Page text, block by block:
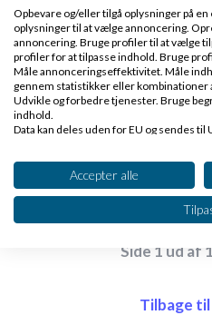
Kan du også tilbyde
programering og hvis til
Side 1 ud af
Tilbage
Opbevare og/eller tilgå oplysninger på
oplysninger til at vælge annoncering.
annoncering. Bruge profiler til at vælge
profiler for at tilpasse indhold. Bruge
Måle annonceringseffektivitet. Måle
gennem statistikker eller kombinationer
Udvikle og forbedre tjenester. Bruge
indhold.
Data kan deles uden for EU og sendes til
Se partnerliste (2 IAB-
Vi bruger dine data til følgende formål:
IAB's behandlingsformål:
Opbevare og/eller tilgå
Bruge begrænsede
Accepter alle